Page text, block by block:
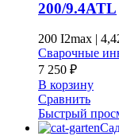
200/9.4ATL
200 I2max
Сварочные
7 250 ₽
В корзину
Сравнить
Быстрый